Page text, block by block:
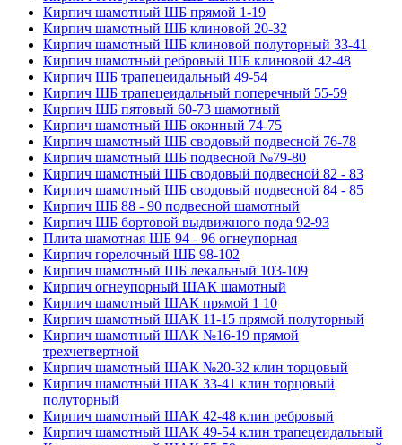
Кирпич шамотный ШБ прямой 1-19
Кирпич шамотный ШБ клиновой 20-32
Кирпич шамотный ШБ клиновой полуторный 33-41
Кирпич шамотный ребровый ШБ клиновой 42-48
Кирпич ШБ трапецеидальный 49-54
Кирпич ШБ трапецеидальный поперечный 55-59
Кирпич ШБ пятовый 60-73 шамотный
Кирпич шамотный ШБ оконный 74-75
Кирпич шамотный ШБ сводовый подвесной 76-78
Кирпич шамотный ШБ подвесной №79-80
Кирпич шамотный ШБ сводовый подвесной 82 - 83
Кирпич шамотный ШБ сводовый подвесной 84 - 85
Кирпич ШБ 88 - 90 подвесной шамотный
Кирпич ШБ бортовой выдвижного пода 92-93
Плита шамотная ШБ 94 - 96 огнеупорная
Кирпич горелочный ШБ 98-102
Кирпич шамотный ШБ лекальный 103-109
Кирпич огнеупорный ШАК шамотный
Кирпич шамотный ШАК прямой 1 10
Кирпич шамотный ШАК 11-15 прямой полуторный
Кирпич шамотный ШАК №16-19 прямой
трехчетвертной
Кирпич шамотный ШАК №20-32 клин торцовый
Кирпич шамотный ШАК 33-41 клин торцовый
полуторный
Кирпич шамотный ШАК 42-48 клин ребровый
Кирпич шамотный ШАК 49-54 клин трапецеидальный